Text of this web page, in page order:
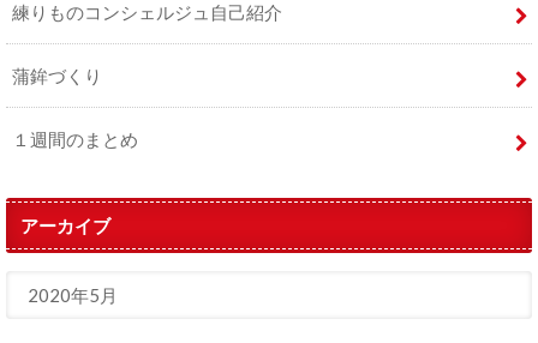
練りものコンシェルジュ自己紹介
蒲鉾づくり
１週間のまとめ
アーカイブ